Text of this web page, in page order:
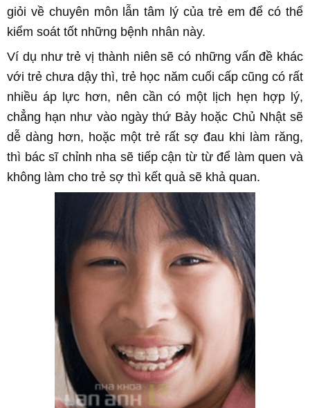
giỏi về chuyên môn lẫn tâm lý của trẻ em để có thể
kiểm soát tốt những bệnh nhân này.
Ví dụ như trẻ vị thành niên sẽ có những vấn đề khác
với trẻ chưa dậy thì, trẻ học năm cuối cấp cũng có rất
nhiều áp lực hơn, nên cần có một lịch hẹn hợp lý,
chẳng hạn như vào ngày thứ Bảy hoặc Chủ Nhật sẽ
dễ dàng hơn, hoặc một trẻ rất sợ đau khi làm răng,
thì bác sĩ chỉnh nha sẽ tiếp cận từ từ để làm quen và
không làm cho trẻ sợ thì kết quả sẽ khả quan.